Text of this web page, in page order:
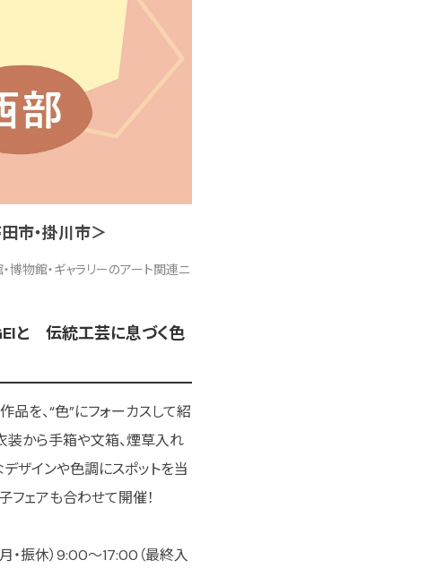
市・掛川市＞
物館・ギャラリーのアート関連ニ
と 伝統工芸に息づく色
を、“色”にフォーカスして紹
装から手箱や文箱、煙草入れ
ザインや色調にスポットを当
フェアも合わせて開催！
月・振休）9:00～17:00（最終入